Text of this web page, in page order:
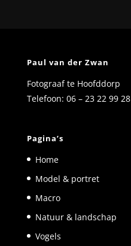
Paul van der Zwan
Fotograaf te Hoofddorp
Telefoon: 06 – 23 22 99 28
Pagina’s
Home
Model & portret
Macro
Natuur & landschap
Vogels